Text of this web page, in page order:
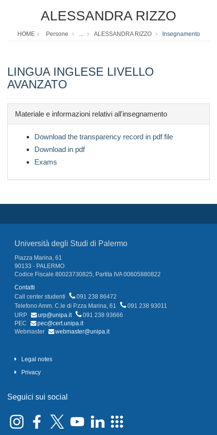
ALESSANDRA RIZZO
HOME Persone ... ALESSANDRA RIZZO Insegnamento
LINGUA INGLESE LIVELLO
AVANZATO
Materiale e informazioni relativi all'insegnamento
Download the transparency record in pdf file
Download in pdf
Exams
Università degli Studi di Palermo
Piazza Marina, 61
90133 - PALERMO
Codice Fiscale 80023730825, Partita IVA 00605880822
Contatti
Call center studenti
091 238 86472
Telefono Amm. C.le di P.zza Marina, 61
091 238 93011
URP
urp@unipa.it
091 238 93666
PEC
pec@cert.unipa.it
Webmaster
webmaster@unipa.it
Legal notes
Privacy
Seguici sui social